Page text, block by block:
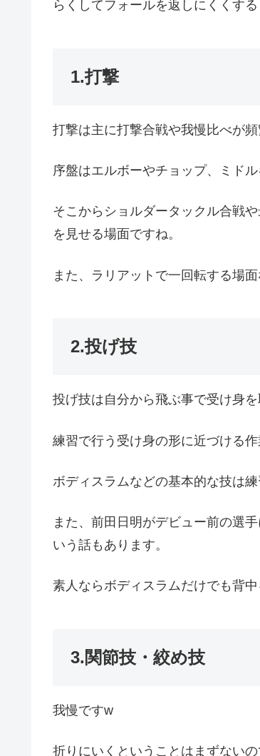
らくしてフォールを返しにくくす
1.打撃
打撃は主に打撃合戦や我慢比べが頻
序盤はエルボーやチョップ、ミド
そこからショルダータックル合戦
を見せる場面ですね。
また、ラリアットで一回転する場
2.投げ技
投げ技は自分から飛ぶ事で受け身
練習で行う受け身の形に近づける作
ボディスラムなどの基本的な技は
また、前田日明がデビュー前の選
いう話もあります。
素人ならボディスラムだけでも背
3.関節技・絞め技
我慢ですw
折りにいくということはまずないの